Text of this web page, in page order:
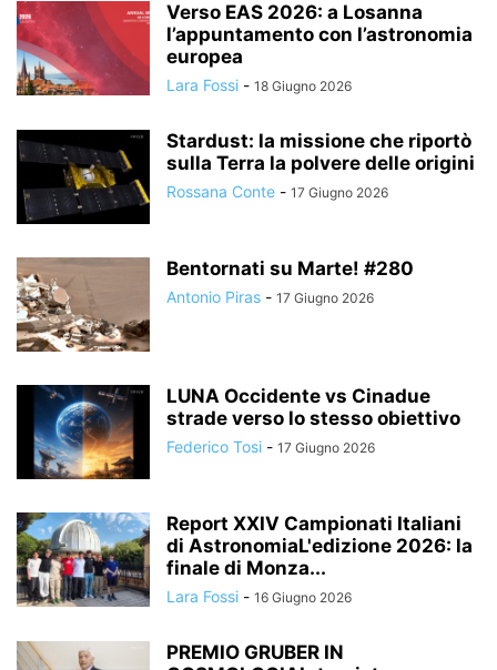
Verso EAS 2026: a Losanna
l’appuntamento con l’astronomia
europea
Lara Fossi - 18 Giugno 2026
Stardust: la missione che riportò
sulla Terra la polvere delle origini
Rossana Conte - 17 Giugno 2026
Bentornati su Marte! #280
Antonio Piras - 17 Giugno 2026
LUNA Occidente vs Cinadue
strade verso lo stesso obiettivo
Federico Tosi - 17 Giugno 2026
Report XXIV Campionati Italiani
di AstronomiaL'edizione 2026: la
finale di Monza...
Lara Fossi - 16 Giugno 2026
PREMIO GRUBER IN